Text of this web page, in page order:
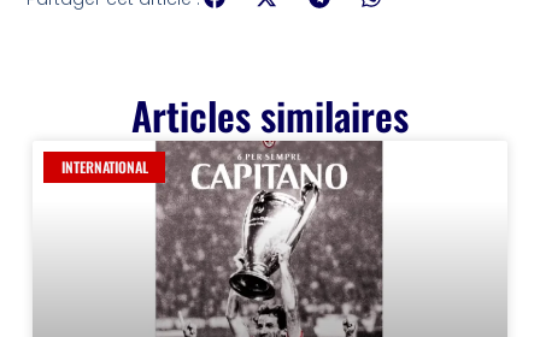
Articles similaires
INTERNATIONAL